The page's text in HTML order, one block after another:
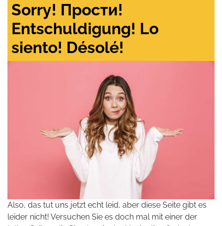
Sorry! Прости!
Entschuldigung! Lo
siento! Désolé!
Also, das tut uns jetzt echt leid, aber diese Seite gibt es
leider nicht! Versuchen Sie es doch mal mit einer der